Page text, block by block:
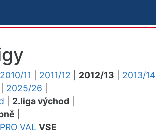
2010/11 2011/12 2012/13 2013/14
2025/26
2.liga východ
PRO VAL VSE